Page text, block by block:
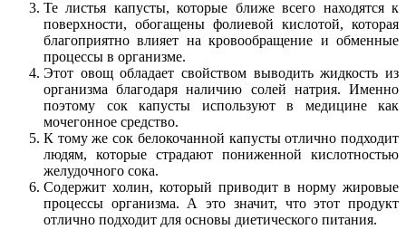
Те листья капусты, которые ближе всего находятся к
поверхности, обогащены фолиевой кислотой, которая
благоприятно влияет на кровообращение и обменные
процессы в организме.
Этот овощ обладает свойством выводить жидкость из
организма благодаря наличию солей натрия. Именно
поэтому сок капусты используют в медицине как
мочегонное средство.
К тому же сок белокочанной капусты отлично подходит
людям, которые страдают пониженной кислотностью
желудочного сока.
Содержит холин, который приводит в норму жировые
процессы организма. А это значит, что этот продукт
отлично подходит для основы диетического питания.